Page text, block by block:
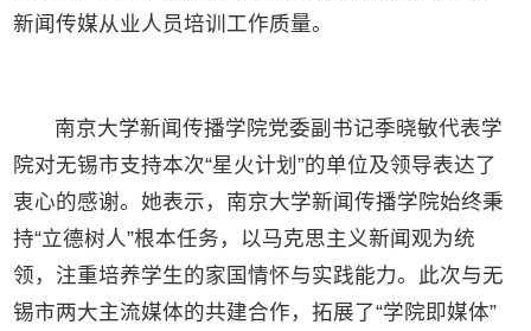
新闻传媒从业人员培训工作质量。
南京大学新闻传播学院党委副书记季晓敏代表学
院对无锡市支持本次“星火计划”的单位及领导表达了
衷心的感谢。她表示，南京大学新闻传播学院始终秉
持“立德树人”根本任务，以马克思主义新闻观为统
领，注重培养学生的家国情怀与实践能力。此次与无
锡市两大主流媒体的共建合作，拓展了“学院即媒体”